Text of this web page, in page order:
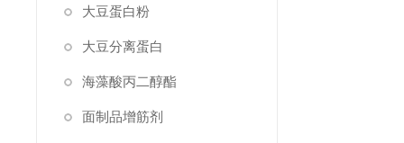
大豆蛋白粉
大豆分离蛋白
海藻酸丙二醇酯
面制品增筋剂